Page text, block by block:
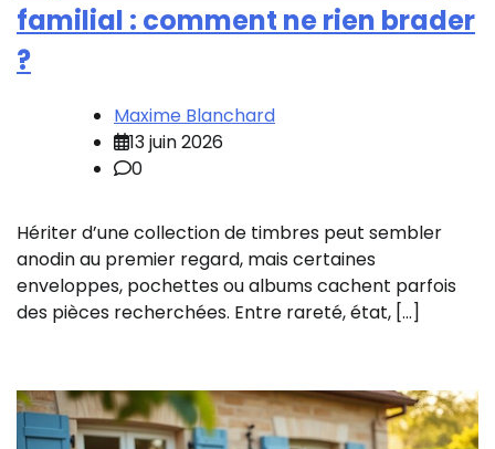
familial : comment ne rien brader
?
Maxime Blanchard
13 juin 2026
0
Hériter d’une collection de timbres peut sembler
anodin au premier regard, mais certaines
enveloppes, pochettes ou albums cachent parfois
des pièces recherchées. Entre rareté, état, […]